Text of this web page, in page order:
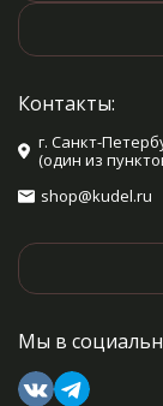
Контакты:
г. Санкт-
(один из
shop@kudel.ru
Мы в